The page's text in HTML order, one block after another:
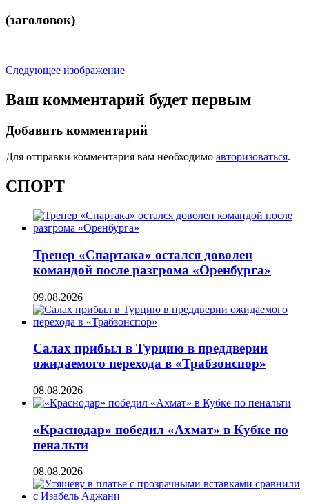
(заголовок)
Следующее изображение
Ваш комментарий будет первым
Добавить комментарий
Для отправки комментария вам необходимо авторизоваться.
СПОРТ
Тренер «Спартака» остался доволен
командой после разгрома «Оренбурга»
09.08.2026
Салах прибыл в Турцию в преддверии
ожидаемого перехода в «Трабзонспор»
08.08.2026
«Краснодар» победил «Ахмат» в Кубке по
пенальти
08.08.2026